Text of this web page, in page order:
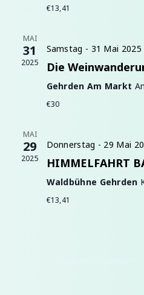
€13,41
MAI
31
2025
Samstag - 31 Mai
Die
Gehrden Am Markt
€30
MAI
29
2025
Donnerstag - 29 Mai
HIMMELFAHRT
Waldbühne Gehrden
€13,41